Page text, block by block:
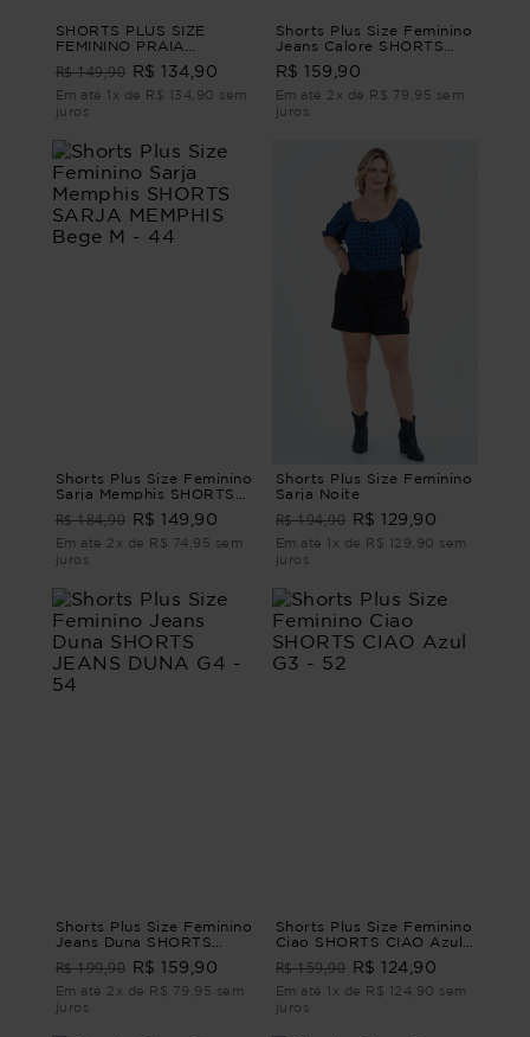
SHORTS PLUS SIZE
FEMININO PRAIA
MARONTI Verde G3
R$ 149,90 R$ 134,90
Em até 1x de R$ 134,90 sem
juros
Shorts Plus Size Feminino
Jeans Calore SHORTS
JEANS CALORE M
R$ 159,90
Em até 2x de R$ 79,95 sem
juros
Shorts Plus Size Feminino
Sarja Memphis SHORTS
SARJA MEMPHIS Bege M
- 44
R$ 184,90 R$ 149,90
Em até 2x de R$ 74,95 sem
juros
Shorts Plus Size Feminino
Sarja Noite
R$ 194,90 R$ 129,90
Em até 1x de R$ 129,90 sem
juros
Shorts Plus Size Feminino
Jeans Duna SHORTS
JEANS DUNA G4 - 54
R$ 199,90 R$ 159,90
Em até 2x de R$ 79,95 sem
juros
Shorts Plus Size Feminino
Ciao SHORTS CIAO Azul
R$ 159,90 R$ 124,90
Em até 1x de R$ 124,90 sem
juros